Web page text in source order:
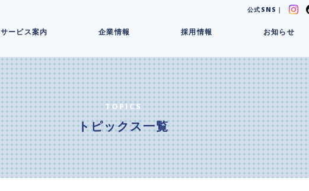
公式SNS｜
ツ
へ
ス
キ
ッ
プ
サービス案内 企業情報 採用情報 お知らせ
TOPICS
トピックス一覧